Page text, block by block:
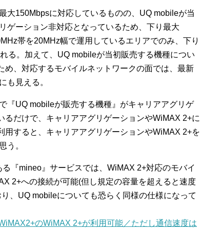
大150Mbpsに対応しているものの、UQ mobileが当
ゲーション非対応となっているため、下り最大
帯を20MHz幅で運用しているエリアでのみ、下り
る。加えて、UQ mobileが当初販売する機種につい
め、対応するモバイルネットワークの面では、最新
も見える。
『UQ mobileが販売する機種』がキャリアアグリゲ
だけで、キャリアアグリゲーションやWiMAX 2+に
すると、キャリアアグリゲーションやWiMAX 2+を
う。
『mineo』サービスでは、WiMAX 2+対応のモバイ
2+への接続が可能(但し規定の容量を超えると速度
、UQ mobileについても恐らく同様の仕様になって
のWiMAX 2+が利用可能／ただし通信速度は